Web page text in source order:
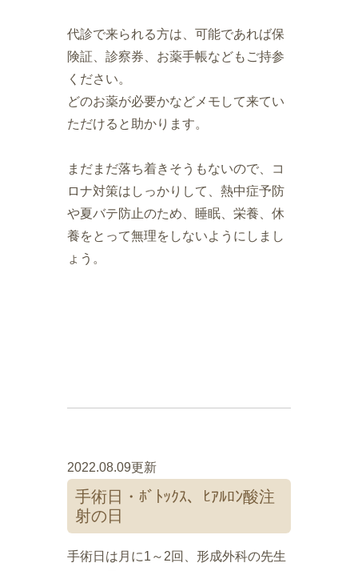
代診で来られる方は、可能であれば保
険証、診察券、お薬手帳などもご持参
ください。
どのお薬が必要かなどメモして来てい
ただけると助かります。
まだまだ落ち着きそうもないので、コ
ロナ対策はしっかりして、熱中症予防
や夏バテ防止のため、睡眠、栄養、休
養をとって無理をしないようにしまし
ょう。
2022.08.09更新
手術日・ﾎﾞﾄｯｸｽ、ﾋｱﾙﾛﾝ酸注
射の日
手術日は月に1～2回、形成外科の先生